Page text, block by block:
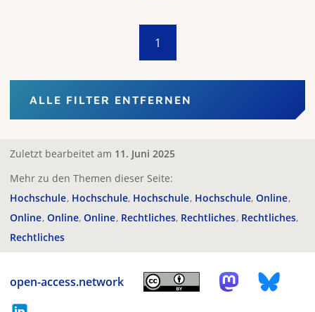
1
ALLE FILTER ENTFERNEN
Zuletzt bearbeitet am 11. Juni 2025
Mehr zu den Themen dieser Seite:
Hochschule Hochschule Hochschule Hochschule Online
Online Online Online Rechtliches Rechtliches Rechtliches
Rechtliches
open-access.network